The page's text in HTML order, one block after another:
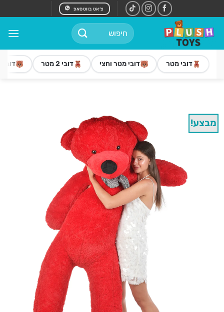
to
content
צ׳אט בווטסאפ
חיפוש
עבור:
דובי מטר דובי מטר וחצי דובי 2 מטר דובי 3 מטר
מבצע!